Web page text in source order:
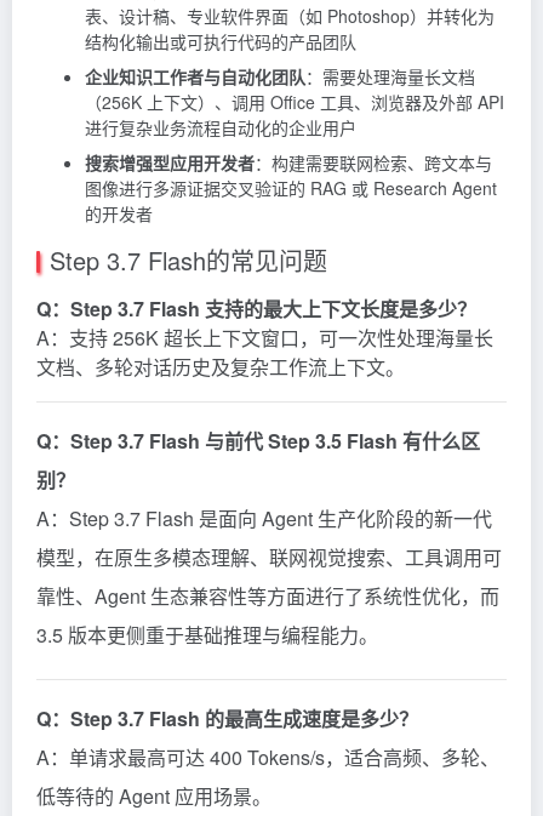
表、设计稿、专业软件界面（如 Photoshop）并转化为
结构化输出或可执行代码的产品团队
企业知识工作者与自动化团队：需要处理海量长文档
（256K 上下文）、调用 Office 工具、浏览器及外部 API
进行复杂业务流程自动化的企业用户
搜索增强型应用开发者：构建需要联网检索、跨文本与
图像进行多源证据交叉验证的 RAG 或 Research Agent
的开发者
Step 3.7 Flash的常见问题
Q：Step 3.7 Flash 支持的最大上下文长度是多少？
A：支持 256K 超长上下文窗口，可一次性处理海量长
文档、多轮对话历史及复杂工作流上下文。
Q：Step 3.7 Flash 与前代 Step 3.5 Flash 有什么区
别？
A：Step 3.7 Flash 是面向 Agent 生产化阶段的新一代
模型，在原生多模态理解、联网视觉搜索、工具调用可
靠性、Agent 生态兼容性等方面进行了系统性优化，而
3.5 版本更侧重于基础推理与编程能力。
Q：Step 3.7 Flash 的最高生成速度是多少？
A：单请求最高可达 400 Tokens/s，适合高频、多轮、
低等待的 Agent 应用场景。